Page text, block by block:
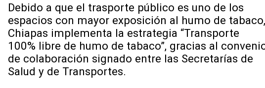
Debido a que el trasporte público es uno de los
espacios con mayor exposición al humo de tabaco,
Chiapas implementa la estrategia “Transporte
100% libre de humo de tabaco”, gracias al
de colaboración signado entre las Secretarías de
Salud y de Transportes.